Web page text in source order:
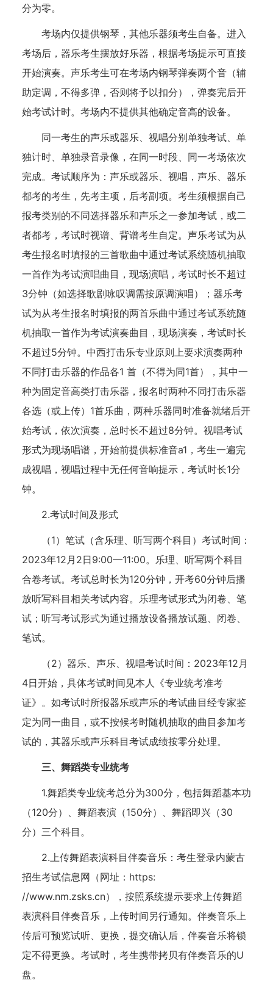
分为零。
考场内仅提供钢琴，其他乐器须考生自备。进入
考场后，器乐考生摆放好乐器，根据考场提示可直接
开始演奏。声乐考生可在考场内钢琴弹奏两个音（辅
助定调，不得多弹，否则将予以扣分），弹奏完后开
始考试计时。考场内不提供其他确定音高的设备。
同一考生的声乐或器乐、视唱分别单独考试、单
独计时、单独录音录像，在同一时段、同一考场依次
完成。考试顺序为：声乐或器乐、视唱，声乐、器乐
都考的考生，先考主项，后考副项。考生须根据自己
报考类别的不同选择器乐和声乐之一参加考试，或二
者都考，考试时视谱、背谱考生自定。声乐考试为从
考生报名时填报的三首歌曲中通过考试系统随机抽取
一首作为考试演唱曲目，现场演唱，考试时长不超过
3分钟（如选择歌剧咏叹调需按原调演唱）；器乐考
试为从考生报名时填报的两首乐曲中通过考试系统随
机抽取一首作为考试演奏曲目，现场演奏，考试时长
不超过5分钟。中西打击乐专业原则上要求演奏两种
不同打击乐器的作品各1 首（不得为同1首），其中一
种为固定音高类打击乐器，报名时两种不同打击乐器
各选（或上传）1首乐曲，两种乐器同时准备就绪后开
始考试，依次演奏，总时长不超过8分钟。视唱考试
形式为现场唱谱，开始前提供标准音a1，考生一遍完
成视唱，视唱过程中无任何音响提示，考试时长1分
钟。
2.考试时间及形式
（1）笔试（含乐理、听写两个科目）考试时间：
2023年12月2日9:00—11:00。乐理、听写两个科目
合卷考试。考试总时长为120分钟，开考60分钟后播
放听写科目相关考试内容。乐理考试形式为闭卷、笔
试；听写考试形式为通过播放设备播放试题、闭卷、
笔试。
（2）器乐、声乐、视唱考试时间：2023年12月
4日开始，具体考试时间见本人《专业统考准考
证》。如考试时所报器乐或声乐的考试曲目经专家鉴
定为同一曲目，或不按候考时随机抽取的曲目参加考
试的，其器乐或声乐科目考试成绩按零分处理。
三、舞蹈类专业统考
1.舞蹈类专业统考总分为300分，包括舞蹈基本功
（120分）、舞蹈表演（150分）、舞蹈即兴（30
分）三个科目。
2.上传舞蹈表演科目伴奏音乐：考生登录内蒙古
招生考试信息网（网址：https:
//www.nm.zsks.cn），按照系统提示要求上传舞蹈
表演科目伴奏音乐，上传时间另行通知。伴奏音乐上
传后可预览试听、更换，提交确认后，伴奏音乐将锁
定不得更换。考试时，考生携带拷贝有伴奏音乐的U
盘。